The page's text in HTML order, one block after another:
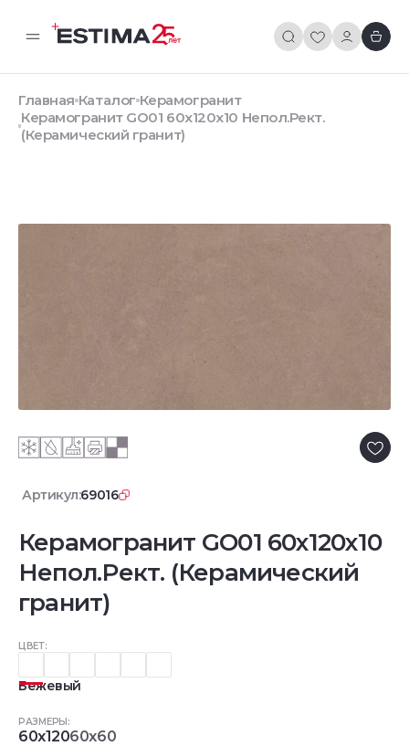
Главная Каталог Керамогранит
Керамогранит GO01 60x120x10 Непол.Рект.
(Керамический гранит)
Артикул:69016
Керамогранит GO01 60x120x10
Непол.Рект. (Керамический
гранит)
ЦВЕТ:
Бежевый
РАЗМЕРЫ:
60x12060x60